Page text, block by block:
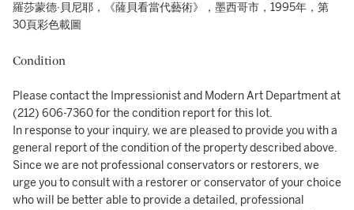
羅莎蒙德·貝尼耶，《薩貝看當代藝術》，墨西哥市，1995年，第
30頁彩色載圖
Condition
Please contact the Impressionist and Modern Art Department at
(212) 606-7360 for the condition report for this lot.
In response to your inquiry, we are pleased to provide you with a
general report of the condition of the property described above.
Since we are not professional conservators or restorers, we
urge you to consult with a restorer or conservator of your choice
who will be better able to provide a detailed, professional